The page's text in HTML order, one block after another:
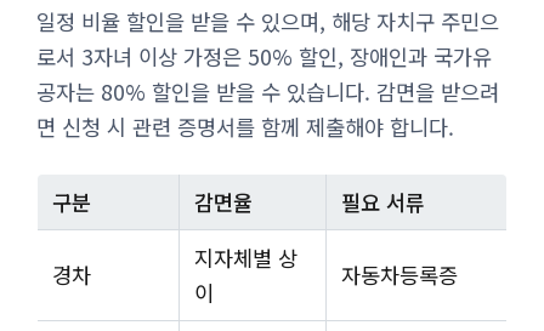
일정 비율 할인을 받을 수 있으며, 해당 자치구 주민으
로서 3자녀 이상 가정은 50% 할인, 장애인과 국가유
공자는 80% 할인을 받을 수 있습니다. 감면을 받으려
면 신청 시 관련 증명서를 함께 제출해야 합니다.
구분 감면율 필요 서류
경차
지자체별 상
이
자동차등록증